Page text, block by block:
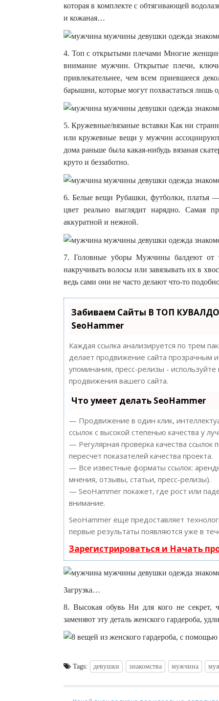
которая в комплекте с обтягивающей
и кожаная…
4. Топ с открытыми плечами Многие
внимание мужчин. Открытые плечи,
привлекательнее, чем всем приевшееся
барышни, которые могут похвастаться лишь
5. Кружевные/вязаные вставки Как ни
или кружевные вещи у мужчин
дома раньше была какая-нибудь вязаная
круто и беззаботно.
6. Белые вещи Рубашки, футболки, платья
цвет реально выглядит нарядно. Самая
аккуратной и нежной.
7. Головные уборы Мужчины балдеют от
накручивать волосы или завязывать их в
ведь сами они не часто делают что-то
Забиваем Сайты В ТОП
SeoHammer
Каждая ссылка анализируется по трем
делает продвижение сайта прозрачным
упоминания, пресс-релизы -
продвижения вашего сайта.
Что умеет делать SeoHammer
— Продвижение в один клик,
ссылок с высокой степенью качества у
— Регулярная проверка качества
пересчет показателей качества проекта.
— Все известные форматы ссылок:
мнения, отзывы, статьи, пресс-релизы).
— SeoHammer покажет, где рост или
внимание.
SeoHammer еще предоставляет
первые результаты появляются уже в
Зарегистрироваться и Начать
Загрузка…
8. Высокая обувь Ни для кого не
заменяют эту деталь женского гардероба,
Tags: девушки знакомства мужчина